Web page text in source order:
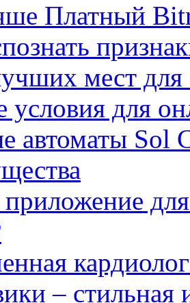
Платный
мест для
для
автоматы Sol
– стильная